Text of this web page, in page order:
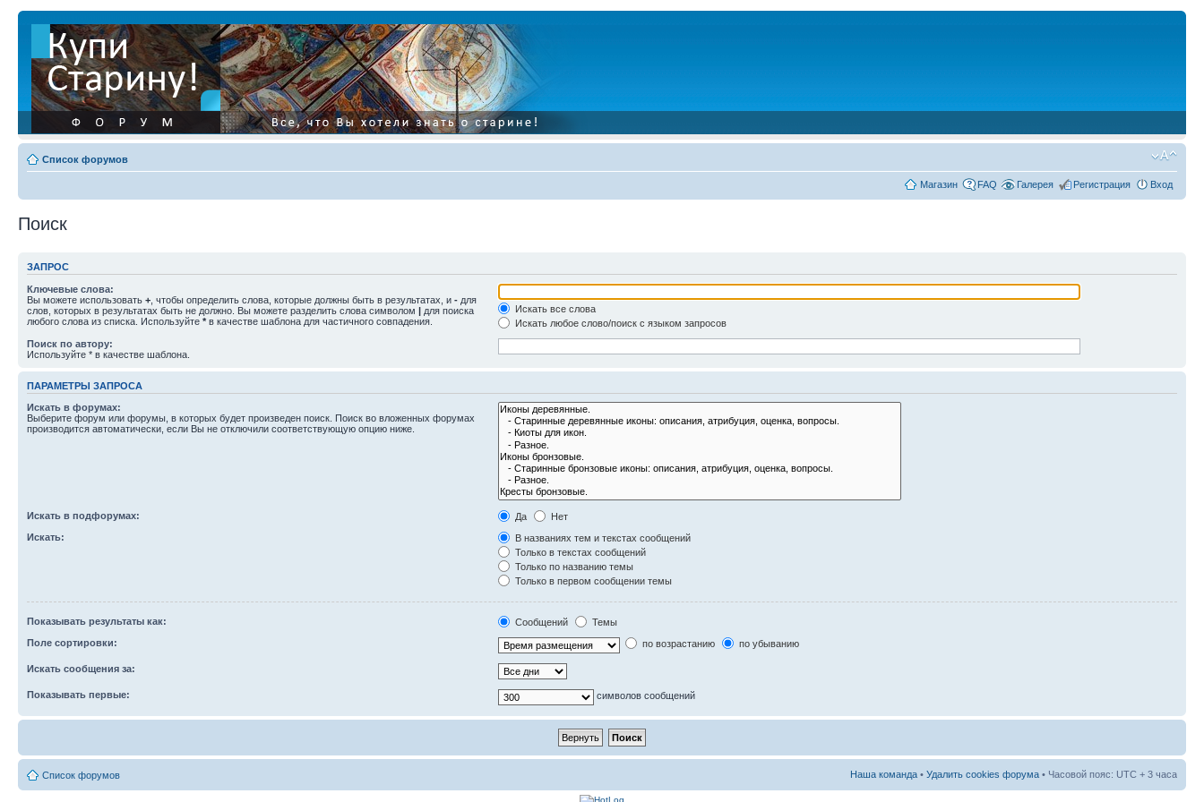
Список форумов
Магазин FAQ Галерея Регистрация Вход
Поиск
ЗАПРОС
Ключевые слова:
Вы можете использовать + , чтобы определить слова, которые должны быть в результатах, и - для
слов, которых в результатах быть не должно. Вы можете разделить слова символом | для поиска
любого слова из списка. Используйте * в качестве шаблона для частичного совпадения.
Искать все слова
Искать любое слово/поиск с языком запросов
Поиск по автору:
Используйте * в качестве шаблона.
ПАРАМЕТРЫ ЗАПРОСА
Искать в форумах:
Выберите форум или форумы, в которых будет произведен поиск. Поиск во вложенных форумах
производится автоматически, если Вы не отключили соответствующую опцию ниже.
Искать в подфорумах: Да
Нет
Искать:
В названиях тем и текстах сообщений
Только в текстах сообщений
Только по названию темы
Только в первом сообщении темы
Показывать результаты как: Сообщений
Темы
Поле сортировки:
по возрастанию по убыванию
Искать сообщения за:
Показывать первые: символов сообщений
Список форумов Наша команда • Удалить cookies форума • Часовой пояс: UTC + 3 часа